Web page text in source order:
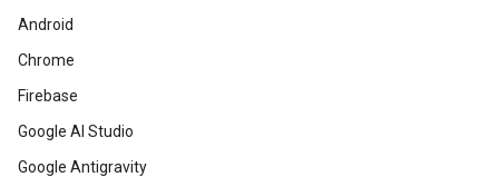
Android
Chrome
Firebase
Google AI Studio
Google Antigravity